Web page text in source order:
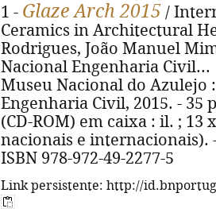
1 - Glaze Arch 2015 /
Ceramics in Architectural
Rodrigues, João Manuel
Nacional Engenharia Civil...
Museu Nacional do Azulejo
Engenharia Civil, 2015. - 35
(CD-ROM) em caixa : il. ; 13
nacionais e internacionais).
ISBN 978-972-49-2277-5
Link persistente: http://